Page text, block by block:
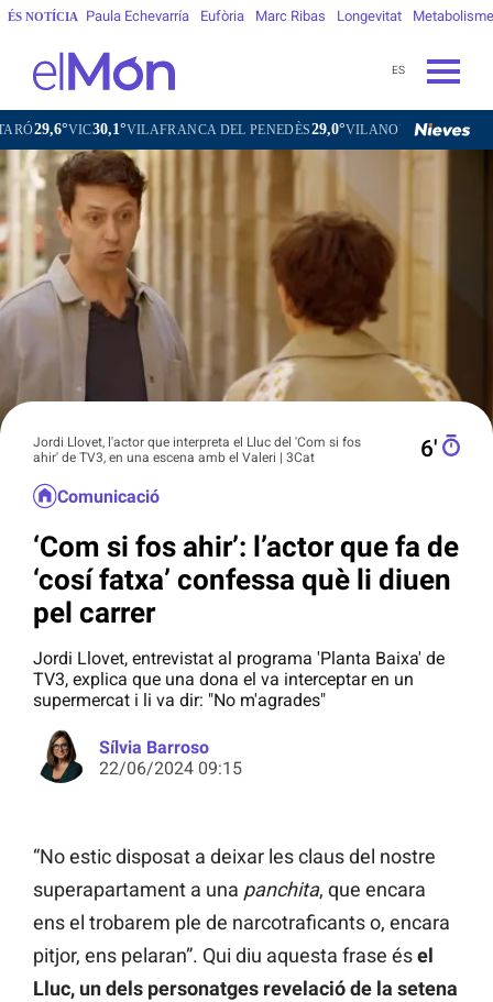
ÉS NOTÍCIA Paula Echevarría Eufòria Marc Ribas Longevitat Metabolisme
ES
VIC30,1°VILAFRANCA DEL PENEDÈS29,0°VILANOVA I LA GELTRÚ29,7°LA
Jordi Llovet, l'actor que interpreta el Lluc del 'Com si fos
ahir' de TV3, en una escena amb el Valeri | 3Cat
6′
Comunicació
‘Com si fos ahir’: l’actor que fa de
‘cosí fatxa’ confessa què li diuen
pel carrer
Jordi Llovet, entrevistat al programa 'Planta Baixa' de
TV3, explica que una dona el va interceptar en un
supermercat i li va dir: "No m'agrades"
Sílvia Barroso
22/06/2024 09:15
“No estic disposat a deixar les claus del nostre
superapartament a una panchita, que encara
ens el trobarem ple de narcotraficants o, encara
pitjor, ens pelaran”. Qui diu aquesta frase ésel
Lluc, un dels personatges revelació de la setena